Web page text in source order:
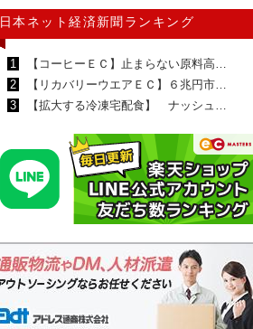
日本ネット経済新聞ランキング
1
【コーヒーＥＣ】止まらない原料高…
2
【リカバリーウエアＥＣ】６兆円市…
3
【拡大する冷凍宅配食】 ナッシュ…